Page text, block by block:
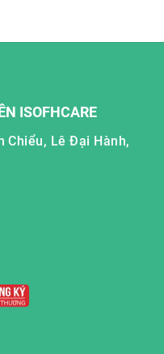
ISOFHCARE
Chiểu, Lê Đại Hành,